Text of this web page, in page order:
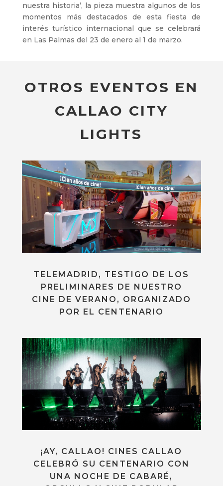
nuestra historia’, la pieza muestra algunos de los
momentos más destacados de esta fiesta de
interés turístico internacional que se celebrará
en Las Palmas del 23 de enero al 1 de marzo.
OTROS EVENTOS EN
CALLAO CITY
LIGHTS
TELEMADRID, TESTIGO DE LOS
PRELIMINARES DE NUESTRO
CINE DE VERANO, ORGANIZADO
POR EL CENTENARIO
¡AY, CALLAO! CINES CALLAO
CELEBRÓ SU CENTENARIO CON
UNA NOCHE DE CABARÉ,